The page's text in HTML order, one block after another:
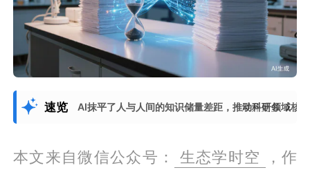
速览 AI抹平了人与人间的知识储量差距，推动科研领域核
展开更多
本文来自微信公众号： 生态学时空
，作